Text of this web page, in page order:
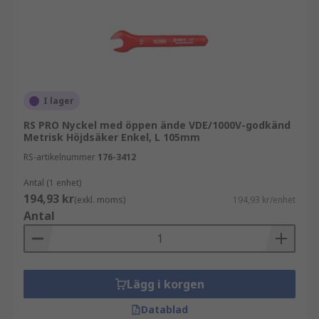
Vilka är de olika typerna av skiftnycklar
Kombinationsnycklar - En kombinationsnyckel
har den öppna käften i ena änden och den
ringformade nyckeln i den andra.
Öppna nycklar - Som namnet antyder har dessa
verktyg en öppen käft i varje ände, men de skiljer
sig ofta i storlek.
Spärrskiftnycklar - Spärrskiftnycklar gör det
möjligt för användaren att justera verktygets
vinkel utan att ta bort det från fästanordningen.
Även kända som hylsnycklar: se vårt sortiment
och spärrskiftnyckelset i vår hylsnyckelssektion.
I lager
RS PRO Nyckel med öppen ände VDE/1000V-godkänd
Metrisk Höjdsäker Enkel, L 105mm
RS-artikelnummer 176-3412
Antal (1 enhet)
194,93 kr(exkl. moms) 194,93 kr/enhet
Antal
Lägg i korgen
Datablad